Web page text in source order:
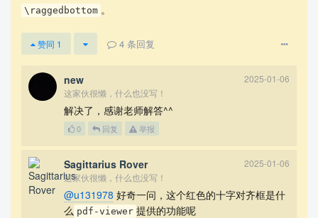
\raggedbottom 。
赞同 1 4 条回复
new
2025-01-06
这家伙很懒，什么也没写！
解决了，感谢老师解答^^
0 回复 举报
Sagittarius Rover
2025-01-06
这家伙很懒，什么也没写！
@u131978 好奇一问，这个红色的十字对齐框是什
么 pdf-viewer 提供的功能呢